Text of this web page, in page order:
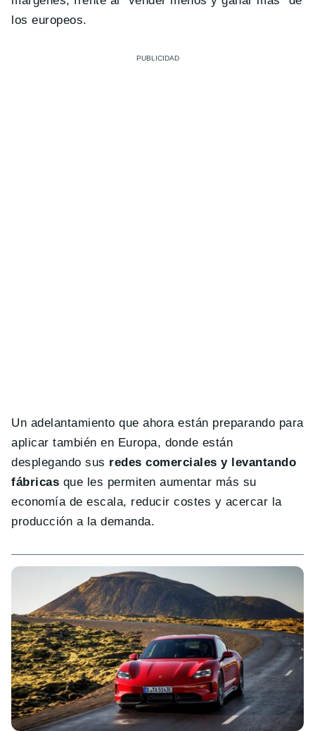
los europeos.
Un adelantamiento que ahora están preparando para
aplicar también en Europa, donde están
desplegando sus redes comerciales y levantando
fábricas que les permiten aumentar más su
economía de escala, reducir costes y acercar la
producción a la demanda.